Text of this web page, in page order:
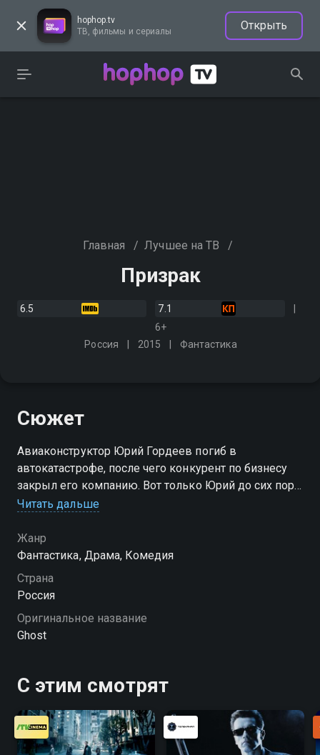
hophop.tv
ТВ, фильмы и сериалы
Открыть
Главная / Лучшее на ТВ /
Призрак
6.5
7.1
6+
Россия
2015 Фантастика
Сюжет
Авиаконструктор Юрий Гордеев погиб в
автокатастрофе, после чего конкурент по бизнесу
закрыл его компанию. Вот только Юрий до сих пор
находится в нашем мире, правда, его никто не видит
Читать дальше
Жанр
Фантастика, Драма, Комедия
Страна
Россия
Оригинальное название
Ghost
С этим смотрят